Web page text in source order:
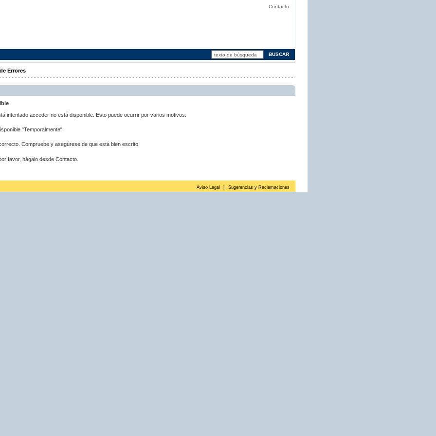
Contacto
Errores
intentado acceder no está disponible. Esto puede ocurrir por varios motivos:
"Temporalmente".
Compruebe y asegúrese de que está bien escrito.
favor, hágalo desde Contacto.
Aviso Legal Sugerencias y Reclamaciones